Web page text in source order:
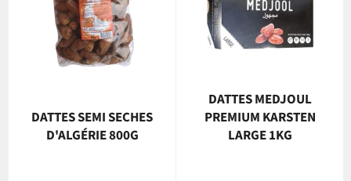
DATTES SEMI SECHES
D'ALGÉRIE 800G
DATTES MEDJOUL
PREMIUM KARSTEN
LARGE 1KG